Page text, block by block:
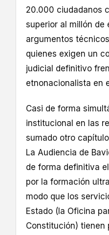
20.000 ciudadanos
superior al millón de
argumentos
quienes exigen un
judicial definitivo
etnonacionalista en
Casi de forma
institucional en las
sumado otro
La Audiencia de
de forma definitiva
por la formación
modo que los
Estado (la Oficina
Constitución) tienen